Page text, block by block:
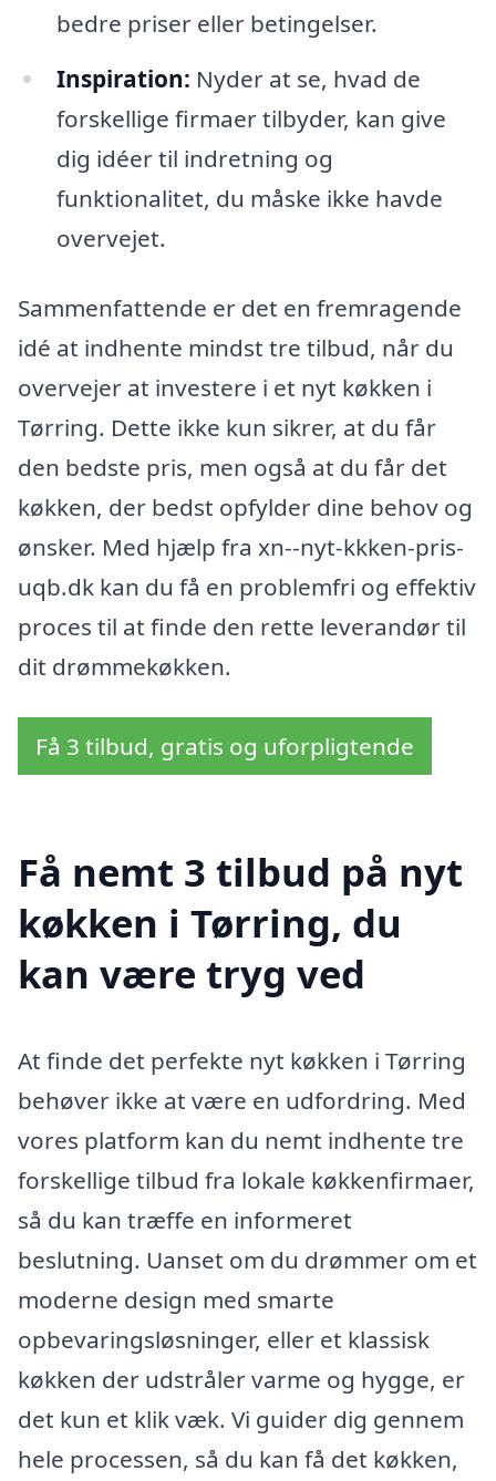
bedre priser eller betingelser.
Inspiration: Nyder at se, hvad de
forskellige firmaer tilbyder, kan give
dig idéer til indretning og
funktionalitet, du måske ikke havde
overvejet.
Sammenfattende er det en fremragende
idé at indhente mindst tre tilbud, når du
overvejer at investere i et nyt køkken i
Tørring. Dette ikke kun sikrer, at du får
den bedste pris, men også at du får det
køkken, der bedst opfylder dine behov og
ønsker. Med hjælp fra xn--nyt-kkken-pris-
uqb.dk kan du få en problemfri og effektiv
proces til at finde den rette leverandør til
dit drømmekøkken.
Få 3 tilbud, gratis og uforpligtende
Få nemt 3 tilbud på nyt
køkken i Tørring, du
kan være tryg ved
At finde det perfekte nyt køkken i Tørring
behøver ikke at være en udfordring. Med
vores platform kan du nemt indhente tre
forskellige tilbud fra lokale køkkenfirmaer,
så du kan træffe en informeret
beslutning. Uanset om du drømmer om et
moderne design med smarte
opbevaringsløsninger, eller et klassisk
køkken der udstråler varme og hygge, er
det kun et klik væk. Vi guider dig gennem
hele processen, så du kan få det køkken,